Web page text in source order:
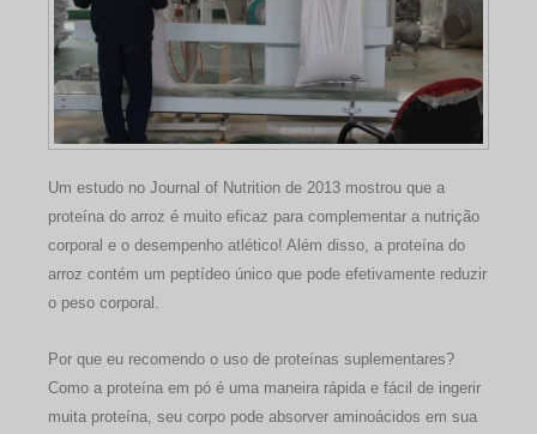
Um estudo no Journal of Nutrition de 2013 mostrou que a
proteína do arroz é muito eficaz para complementar a nutrição
corporal e o desempenho atlético! Além disso, a proteína do
arroz contém um peptídeo único que pode efetivamente reduzir
o peso corporal.
Por que eu recomendo o uso de proteínas suplementares?
Como a proteína em pó é uma maneira rápida e fácil de ingerir
muita proteína, seu corpo pode absorver aminoácidos em sua